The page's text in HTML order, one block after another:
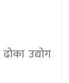
उद्योग